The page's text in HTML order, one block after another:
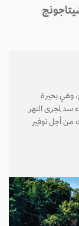
بحيرة
بناء سد لمجرى النهر
من أجل توفير